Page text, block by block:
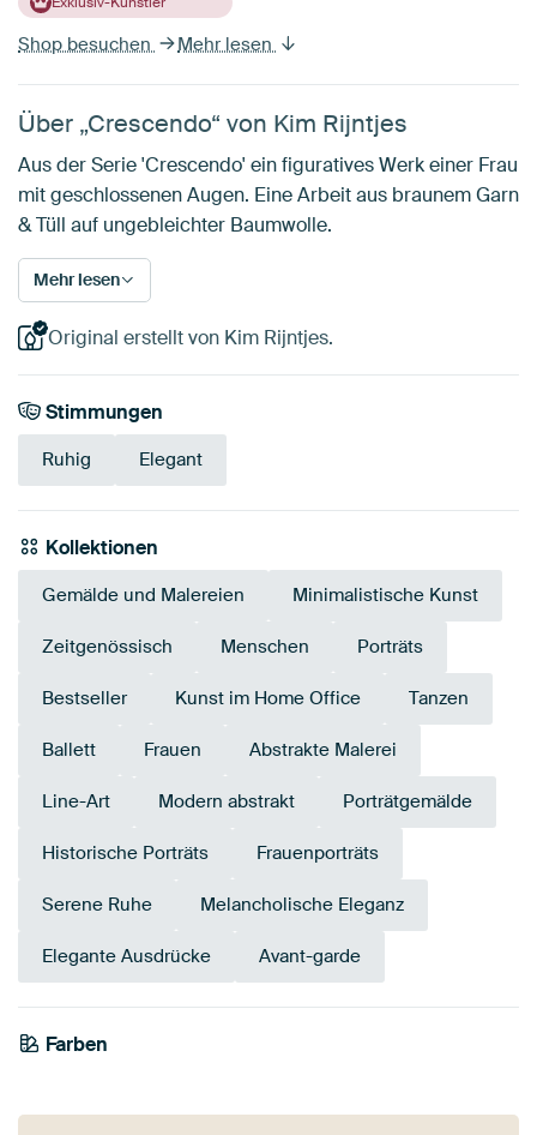
Shop besuchen Mehr lesen
Über „Crescendo“ von Kim Rijntjes
Aus der Serie 'Crescendo' ein figuratives Werk einer Frau
mit geschlossenen Augen. Eine Arbeit aus braunem Garn
& Tüll auf ungebleichter Baumwolle.
Mehr lesen
Original erstellt von Kim Rijntjes.
Stimmungen
Ruhig Elegant
Kollektionen
Gemälde und Malereien Minimalistische Kunst
Zeitgenössisch Menschen Porträts
Bestseller Kunst im Home Office Tanzen
Ballett Frauen Abstrakte Malerei
Line-Art Modern abstrakt Porträtgemälde
Historische Porträts Frauenporträts
Serene Ruhe Melancholische Eleganz
Elegante Ausdrücke Avant-garde
Farben
Taupe
Anthrazit